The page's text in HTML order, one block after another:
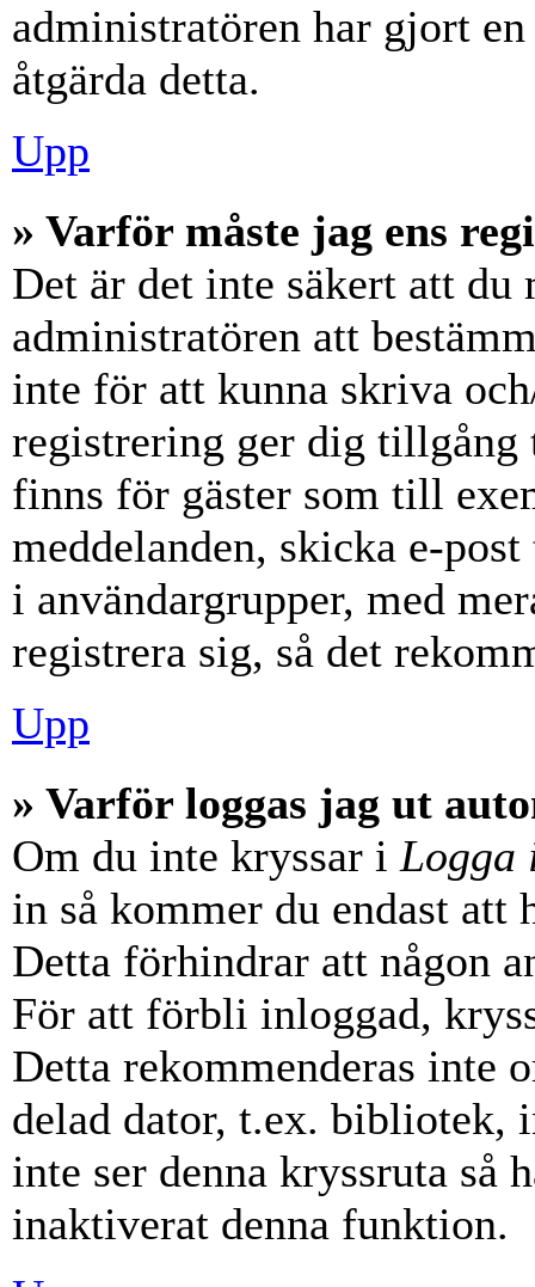
administratören har gjort
åtgärda detta.
Upp
» Varför måste jag ens
Det är det inte säkert att
administratören att
inte för att kunna skriva
registrering ger dig
finns för gäster som till
meddelanden, skicka e-
i användargrupper, med
registrera sig, så det
Upp
» Varför loggas jag ut
Om du inte kryssar i Logga
in så kommer du endast
Detta förhindrar att någon
För att förbli inloggad,
Detta rekommenderas inte
delad dator, t.ex. bibliotek,
inte ser denna kryssruta så
inaktiverat denna funktion.